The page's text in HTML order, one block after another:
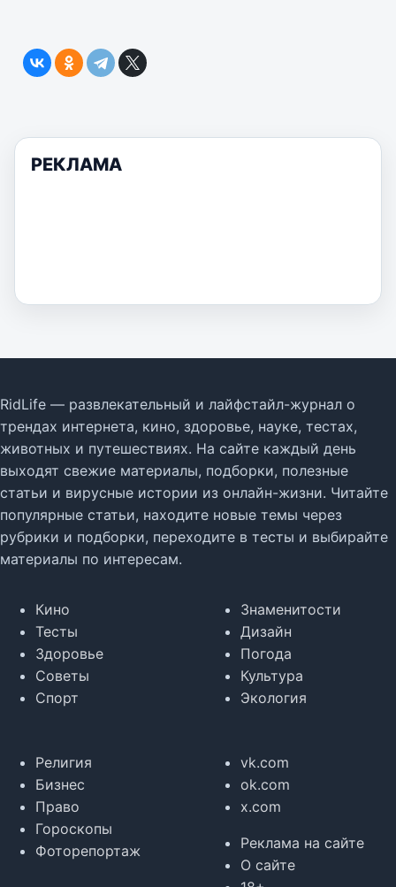
РЕКЛАМА
RidLife — развлекательный и лайфстайл-журнал о
трендах интернета, кино, здоровье, науке, тестах,
животных и путешествиях. На сайте каждый день
выходят свежие материалы, подборки, полезные
статьи и вирусные истории из онлайн-жизни. Читайте
популярные статьи, находите новые темы через
рубрики и подборки, переходите в тесты и выбирайте
материалы по интересам.
Кино
Тесты
Здоровье
Советы
Спорт
Знаменитости
Дизайн
Погода
Культура
Экология
Религия
Бизнес
Право
Гороскопы
Фоторепортаж
vk.com
ok.com
x.com
Реклама на сайте
О сайте